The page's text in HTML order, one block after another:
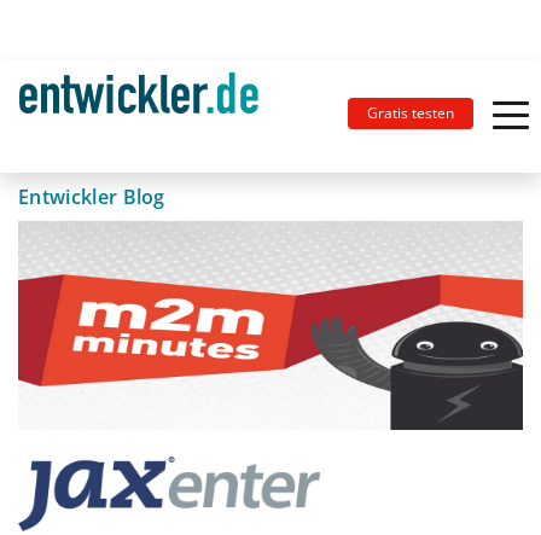
Gratis testen
Entwickler Blog